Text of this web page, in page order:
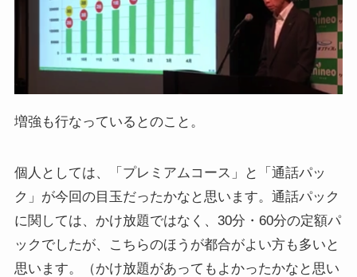
増強も行なっているとのこと。
個人としては、「プレミアムコース」と「通話パッ
ク」が今回の目玉だったかなと思います。通話パック
に関しては、かけ放題ではなく、30分・60分の定額パ
ックでしたが、こちらのほうが都合がよい方も多いと
思います。（かけ放題があってもよかったかなと思い